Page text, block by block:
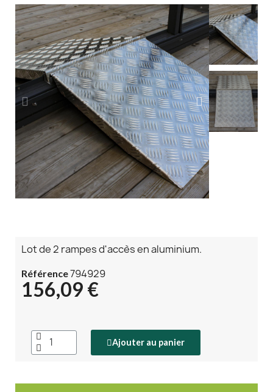
Lot de 2 rampes d'accès en aluminium.
Référence794929
156,09 €
Ajouter au panier